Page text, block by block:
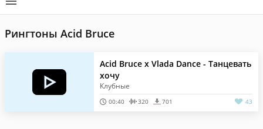
Рингтоны Acid Bruce
Acid Bruce x Vlada Dance - Танцевать
хочу
Клубные
00:40 320 701 43